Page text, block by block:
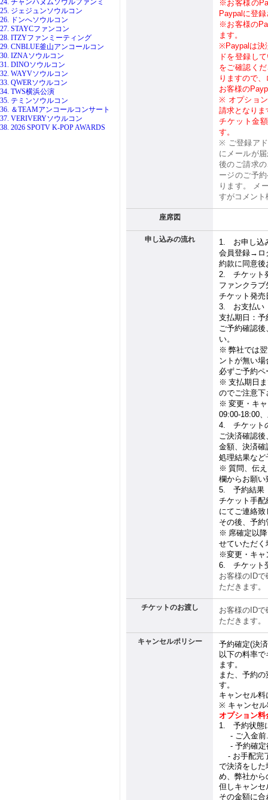
24. チャンハヌムソウルファンミ
25. ジェジュンソウルコン
26. ドンへソウルコン
27. STAYCファンコン
28. ITZYファンミーティング
29. CNBLUE釜山アンコールコン
30. IZNAソウルコン
31. DINOソウルコン
32. WAYVソウルコン
33. QWERソウルコン
34. TWS横浜公演
35. テミンソウルコン
36. ＆TEAMアンコールコンサート
37. VERIVERYソウルコン
38. 2026 SPOTV K-POP AWARDS
※お客様の
Paypalに登
※お客様の
ます。
※Paypalは決
ドを登録し
をご確認く
りますので
お客様の
※ オプショ
請求となりま
チケット金
す。
※ ご登録ア
にメールが
後のご請求
ージのご予
ります。 メ
すがコメン
座席図
申し込みの流れ 1. お申し込
会員登録→ロ
約款に同意
2. チケット
ファンクラ
チケット発売
3. お支払い
支払期日：予
ご予約確認
い。
※ 弊社では
ントが無い
必ずご予約
※ 支払期日
のでご注意下
※ 変更・キ
09:00-18:00
4. チケット
ご決済確認
金額、決済確
処理結果など
※ 質問、伝
欄からお願い
5. 予約結果
チケット手配
にてご連絡致
その後、予
※ 席確定以
せていただく
※変更・キャ
6. チケット
お客様の IDで
ただきます。
チケットのお渡し お客様の IDで
ただきます。
キャンセルポリシー 予約確定(決済
以下の料率
ます。
また、予約
す。
キャンセル
※ キャンセ
オプション料
1. 予約状態
- ご入金前
- 予約確定
- お手配完
で決済をした
め、弊社から
但しキャンセ
その金額に